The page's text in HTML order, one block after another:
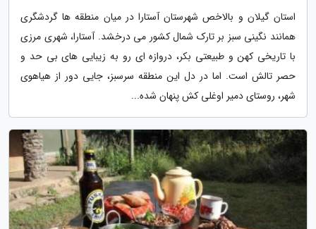
استان گیلان و بالاخص شهرستان آستارا در میان منطقه ها گردشگری
همانند نگینی سبز بر تارک شمال کشور می درخشد. آستارا، شهری مرزی
با تاریخی کهن و طبیعتی بکر، دروازه ای رو به زیبایی های بی حد و
حصر تالش است. اما در دل این منطقه سرسبز، جایی دور از هیاهوی
شهر، روستای دمیر اوغلی کش پنهان شده...